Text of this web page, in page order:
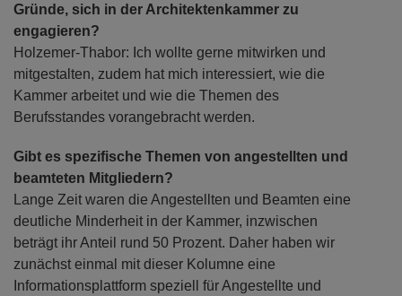
Gründe, sich in der Architektenkammer zu
engagieren?
Holzemer-Thabor: Ich wollte gerne mitwirken und
mitgestalten, zudem hat mich interessiert, wie die
Kammer arbeitet und wie die Themen des
Berufsstandes vorangebracht werden.
Gibt es spezifische Themen von angestellten und
beamteten Mitgliedern?
Lange Zeit waren die Angestellten und Beamten eine
deutliche Minderheit in der Kammer, inzwischen
beträgt ihr Anteil rund 50 Prozent. Daher haben wir
zunächst einmal mit dieser Kolumne eine
Informationsplattform speziell für Angestellte und